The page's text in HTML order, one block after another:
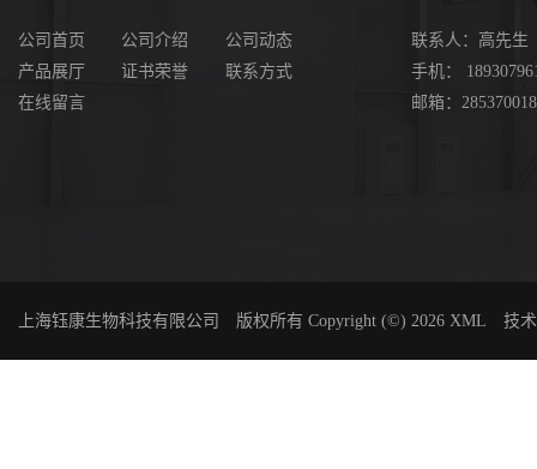
公司首页 公司介绍
公司动态
产品展厅
证书荣誉
联系方式
在线留言
联系人：高先生
手机：
邮箱：
上海钰康生物科技有限公司 版权所有 Copyright (©) 2026 XML 技